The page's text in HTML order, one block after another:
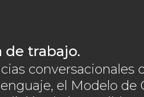
trabajo.
conversacionales
el Modelo de